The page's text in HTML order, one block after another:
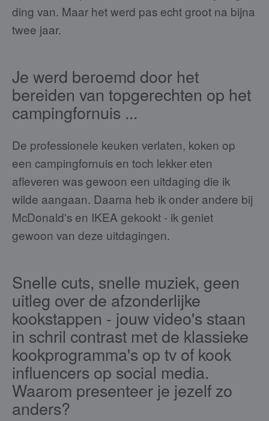
ding van. Maar het werd pas echt groot na bijna
twee jaar.
Je werd beroemd door het
bereiden van topgerechten op het
campingfornuis ...
De professionele keuken verlaten, koken op
een campingfornuis en toch lekker eten
afleveren was gewoon een uitdaging die ik
wilde aangaan. Daarna heb ik onder andere bij
McDonald's en IKEA gekookt - ik geniet
gewoon van deze uitdagingen.
Snelle cuts, snelle muziek, geen
uitleg over de afzonderlijke
kookstappen - jouw video's staan
in schril contrast met de klassieke
kookprogramma's op tv of kook
influencers op social media.
Waarom presenteer je jezelf zo
anders?